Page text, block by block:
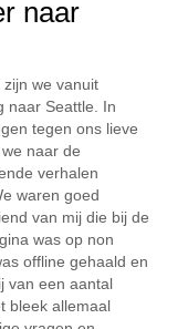
naar
we vanuit
naar Seattle. In
tegen ons lieve
naar de
verhalen
waren goed
van mij die bij de
was op non
offline gehaald en
van een aantal
bleek allemaal